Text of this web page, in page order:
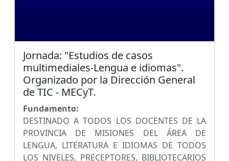
Jornada: "Estudios de casos
multimediales-Lengua e idiomas".
Organizado por la Dirección General
de TIC - MECyT.
Fundamento:
DESTINADO A TODOS LOS DOCENTES DE LA
PROVINCIA DE MISIONES DEL ÁREA DE
LENGUA, LITERATURA E IDIOMAS DE TODOS
LOS NIVELES, PRECEPTORES, BIBLIOTECARIOS